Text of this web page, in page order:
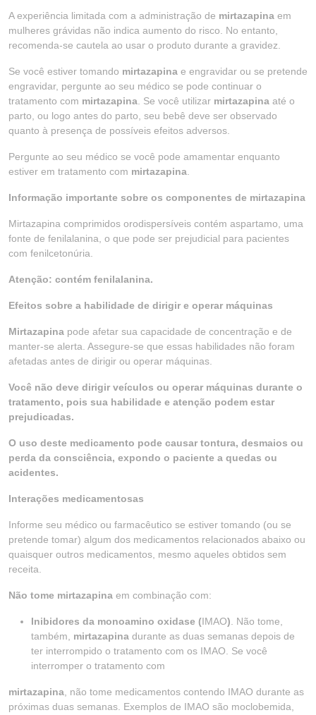
A experiência limitada com a administração de mirtazapina em
mulheres grávidas não indica aumento do risco. No entanto,
recomenda-se cautela ao usar o produto durante a gravidez.
Se você estiver tomando mirtazapina e engravidar ou se pretende
engravidar, pergunte ao seu médico se pode continuar o
tratamento com mirtazapina . Se você utilizar mirtazapina até o
parto, ou logo antes do parto, seu bebê deve ser observado
quanto à presença de possíveis efeitos adversos.
Pergunte ao seu médico se você pode amamentar enquanto
estiver em tratamento com mirtazapina
Informação importante sobre os componentes de mirtazapina
Mirtazapina comprimidos orodispersíveis contém aspartamo, uma
fonte de fenilalanina, o que pode ser prejudicial para pacientes
com fenilcetonúria.
Atenção: contém fenilalanina.
Efeitos sobre a habilidade de dirigir e operar máquinas
Mirtazapina pode afetar sua capacidade de concentração e de
manter-se alerta. Assegure-se que essas habilidades não foram
afetadas antes de dirigir ou operar máquinas.
Você não deve dirigir veículos ou operar máquinas durante o
tratamento, pois sua habilidade e atenção podem estar
prejudicadas.
O uso deste medicamento pode causar tontura, desmaios ou
perda da consciência, expondo o paciente a quedas ou
acidentes.
Interações medicamentosas
Informe seu médico ou farmacêutico se estiver tomando (ou se
pretende tomar) algum dos medicamentos relacionados abaixo ou
quaisquer outros medicamentos, mesmo aqueles obtidos sem
receita.
Não tome mirtazapina em combinação com:
Inibidores da monoamino oxidase (IMAO) . Não tome,
também, mirtazapina durante as duas semanas depois de
ter interrompido o tratamento com os IMAO. Se você
interromper o tratamento com
mirtazapina , não tome medicamentos contendo IMAO durante as
próximas duas semanas. Exemplos de IMAO são moclobemida,